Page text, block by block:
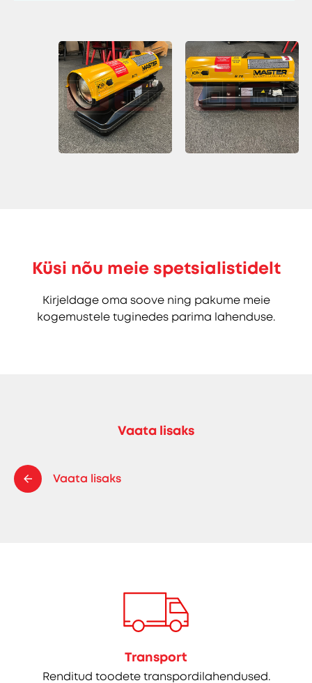
Küsi nõu meie spetsialistidelt
Kirjeldage oma soove ning pakume meie
kogemustele tuginedes parima lahenduse.
Vaata lisaks
Vaata lisaks
Transport
Renditud toodete transpordilahendused.